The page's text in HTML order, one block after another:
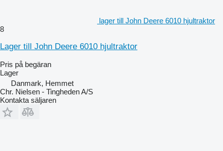
lager till John Deere 6010 hjultraktor
8
Lager till John Deere 6010 hjultraktor
Pris på begäran
Lager
Danmark, Hemmet
Chr. Nielsen - Tingheden A/S
Kontakta säljaren